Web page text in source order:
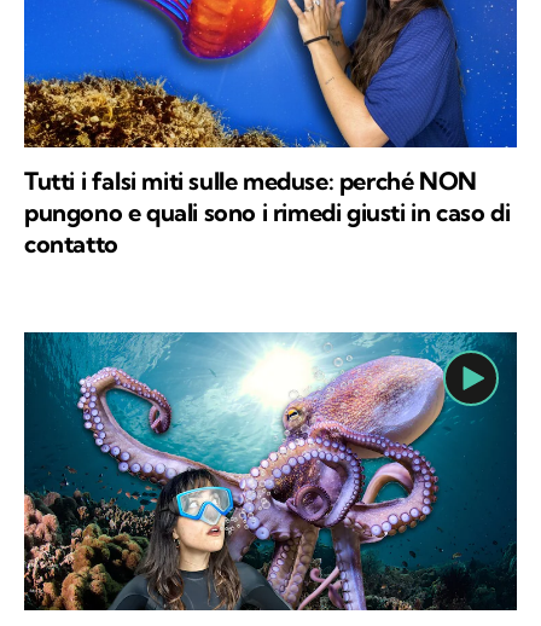
Tutti i falsi miti sulle meduse: perché NON
pungono e quali sono i rimedi giusti in caso di
contatto